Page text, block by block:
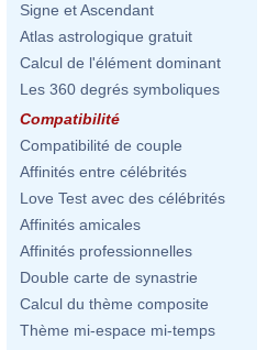
Signe et Ascendant
Atlas astrologique gratuit
Calcul de l'élément dominant
Les 360 degrés symboliques
Compatibilité
Compatibilité de couple
Affinités entre célébrités
Love Test avec des célébrités
Affinités amicales
Affinités professionnelles
Double carte de synastrie
Calcul du thème composite
Thème mi-espace mi-temps